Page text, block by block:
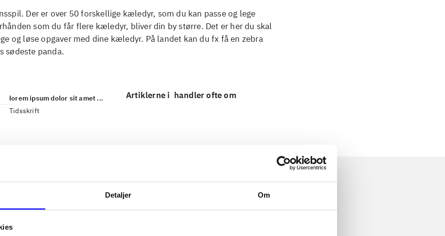
Detaljer Om
Der er over 50 forskellige kæledyr, som du kan passe og lege
som du får flere kæledyr, bliver din by større. Det er her du skal
og løse opgaver med dine kæledyr. På landet kan du fx få en zebra
sødeste panda.
lorem ipsum dolor sit amet ...
Tidsskrift
Artiklerne i handler ofte om